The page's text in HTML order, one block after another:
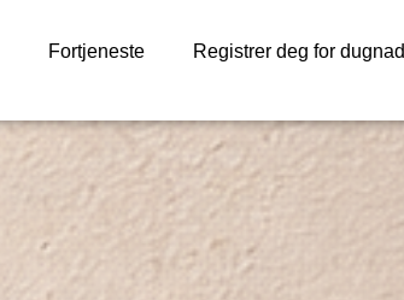
Fortjeneste Registrer deg for dugnad